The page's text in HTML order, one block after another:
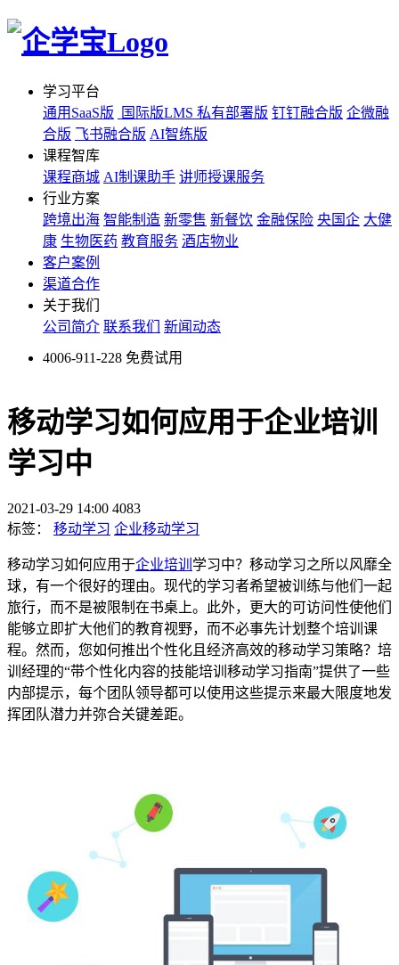
学习平台
通用SaaS版
国际版LMS 私有部署版 钉钉融合版 企微融
合版 飞书融合版 AI智练版
课程智库
课程商城 AI制课助手 讲师授课服务
行业方案
跨境出海 智能制造 新零售 新餐饮 金融保险 央国企 大健
康 生物医药 教育服务 酒店物业
客户案例
渠道合作
关于我们
公司简介 联系我们 新闻动态
4006-911-228 免费试用
移动学习如何应用于企业培训
学习中
2021-03-29 14:00 4083
标签：
移动学习 企业移动学习
移动学习如何应用于企业培训 学习中？移动学习之所以风靡全
球，有一个很好的理由。现代的学习者希望被训练与他们一起
旅行，而不是被限制在书桌上。此外，更大的可访问性使他们
能够立即扩大他们的教育视野，而不必事先计划整个培训课
程。然而，您如何推出个性化且经济高效的移动学习策略？培
训经理的“带个性化内容的技能培训移动学习指南”提供了一些
内部提示，每个团队领导都可以使用这些提示来最大限度地发
挥团队潜力并弥合关键差距。